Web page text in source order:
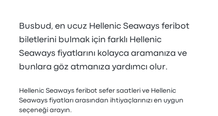
Busbud, en ucuz Hellenic Seaways feribot
biletlerini bulmak için farklı Hellenic
Seaways fiyatlarını kolayca aramanıza ve
bunlara göz atmanıza yardımcı olur.
Hellenic Seaways feribot sefer saatleri ve Hellenic
Seaways fiyatları arasından ihtiyaçlarınızı en uygun
seçeneği arayın.